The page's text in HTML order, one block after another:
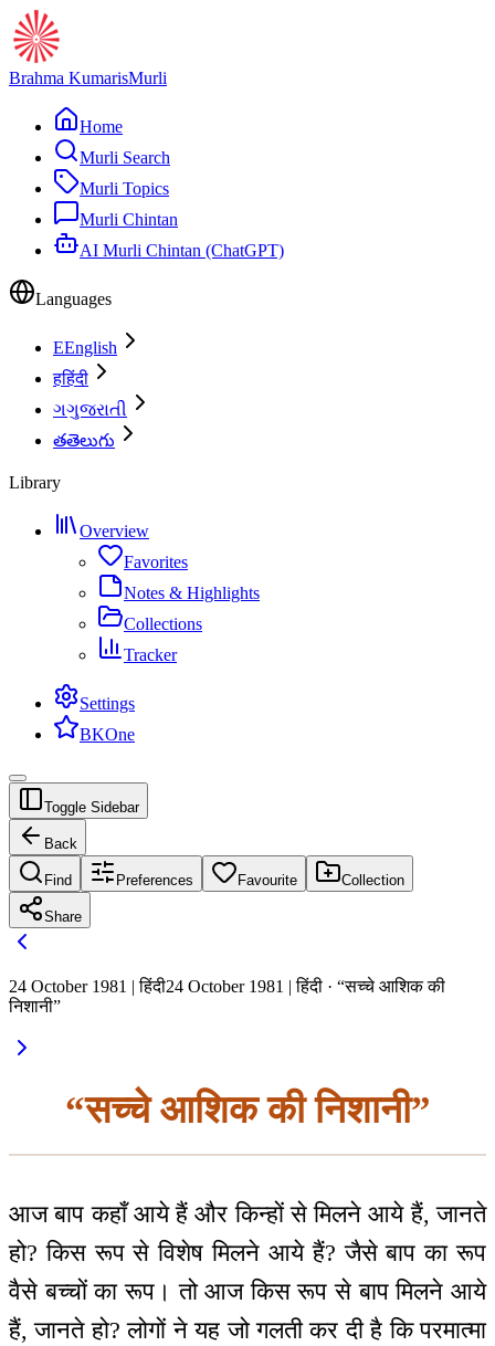
Brahma KumarisMurli
Home
Murli Search
Murli Topics
Murli Chintan
AI Murli Chintan (ChatGPT)
Languages
EEnglish
हहिंदी
ગગુજરાતી
తతెలుగు
Library
Overview
Favorites
Notes & Highlights
Collections
Tracker
Settings
BKOne
Toggle Sidebar
Back
Find Preferences Favourite Collection
Share
24 October 1981 | हिंदी24 October 1981 | हिंदी · “सच्चे आशिक की
निशानी”
“सच्चे आशिक की निशानी”
आज बाप कहाँ आये हैं और किन्हों से मिलने आये हैं, जानते
हो? किस रूप से विशेष मिलने आये हैं? जैसे बाप का रूप
वैसे बच्चों का रूप। तो आज किस रूप से बाप मिलने आये
हैं, जानते हो? लोगों ने यह जो गलती कर दी है कि परमात्मा